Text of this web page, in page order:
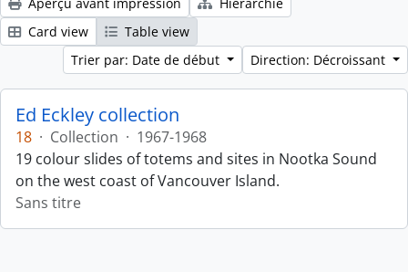
Card view
Table view
Trier par: Date de début
Direction: Décroissant
Ed Eckley collection
18 · Collection · 1967-1968
19 colour slides of totems and sites in Nootka Sound
on the west coast of Vancouver Island.
Sans titre